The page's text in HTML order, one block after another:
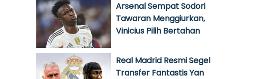
Arsenal Sempat Sodori
Tawaran Menggiurkan,
Vinicius Pilih Bertahan
Real Madrid Resmi Segel
Transfer Fantastis Yan